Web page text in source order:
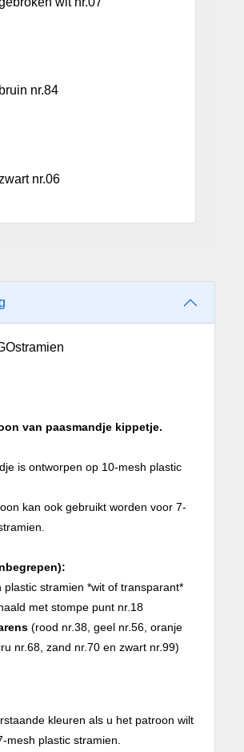
nr.84
nr.06
van paasmandje kippetje.
is ontworpen op 10-mesh plastic
kan ook gebruikt worden voor 7-
plastic stramien *wit of transparant*
met stompe punt nr.18
(rood nr.38, geel nr.56, oranje
nr.68, zand nr.70 en zwart nr.99)
kleuren als u het patroon wilt
mesh plastic stramien.